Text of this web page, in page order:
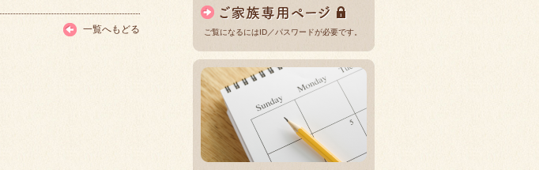
一覧へもどる ご覧になるにはID／パスワードが必要です。